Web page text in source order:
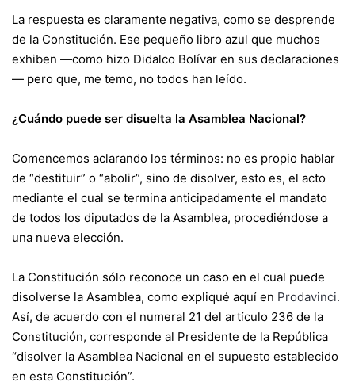
La respuesta es claramente negativa, como se desprende
de la Constitución. Ese pequeño libro azul que muchos
exhiben —como hizo Didalco Bolívar en sus declaraciones
— pero que, me temo, no todos han leído.
¿Cuándo puede ser disuelta la Asamblea Nacional?
Comencemos aclarando los términos: no es propio hablar
de “destituir” o “abolir”, sino de disolver, esto es, el acto
mediante el cual se termina anticipadamente el mandato
de todos los diputados de la Asamblea, procediéndose a
una nueva elección.
La Constitución sólo reconoce un caso en el cual puede
disolverse la Asamblea, como expliqué aquí en Prodavinci.
Así, de acuerdo con el numeral 21 del artículo 236 de la
Constitución, corresponde al Presidente de la República
“disolver la Asamblea Nacional en el supuesto establecido
en esta Constitución”.